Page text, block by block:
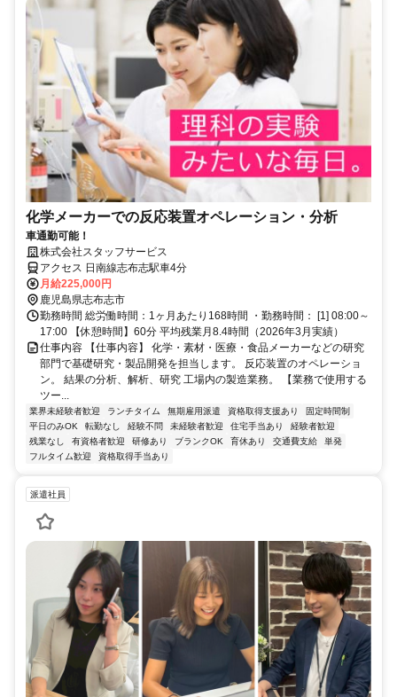
化学メーカーでの反応装置オペレーション・分析
車通勤可能！
株式会社スタッフサービス
アクセス 日南線志布志駅車4分
月給225,000円
鹿児島県志布志市
勤務時間 総労働時間：1ヶ月あたり168時間 ・勤務時間： [1] 08:00～
17:00 【休憩時間】60分 平均残業月8.4時間（2026年3月実績）
仕事内容 【仕事内容】 化学・素材・医療・食品メーカーなどの研究
部門で基礎研究・製品開発を担当します。 反応装置のオペレーショ
ン。 結果の分析、解析、研究 工場内の製造業務。 【業務で使用する
ツー...
業界未経験者歓迎 ランチタイム 無期雇用派遣 資格取得支援あり
固定時間制
平日のみOK
転勤なし 経験不問 未経験者歓迎 住宅手当あり
経験者歓迎
残業なし
有資格者歓迎 研修あり ブランクOK 育休あり 交通費支給
単発
フルタイム歓迎
資格取得手当あり
派遣社員